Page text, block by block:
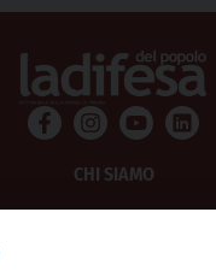
CHI SIAMO